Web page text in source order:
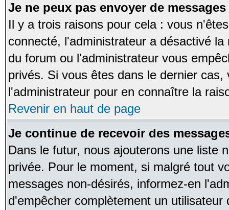
Je ne peux pas envoyer de
Il y a trois raisons pour cela : vous
connecté, l'administrateur a désactivé
du forum ou l'administrateur vous
privés. Si vous êtes dans le dernier
l'administrateur pour en connaître la
Revenir en haut de page
Je continue de recevoir des
Dans le futur, nous ajouterons une liste
privée. Pour le moment, si malgré tout
messages non-désirés, informez-en
d'empêcher complètement un